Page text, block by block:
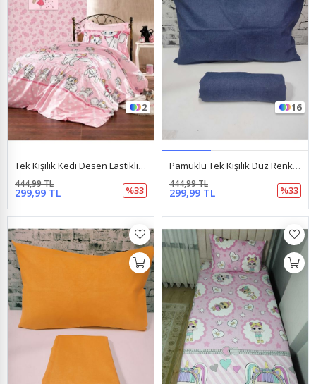
2
Tek Kişilik Kedi Desen Lastikli Çarşaf + 1 Adet Yastık Kılıfı Pembe
299,99 TL
444,99 TL
%33
16
Pamuklu Tek Kişilik Düz Renk Lastikli Çarşaf Takımı Lacivert
299,99 TL
444,99 TL
%33